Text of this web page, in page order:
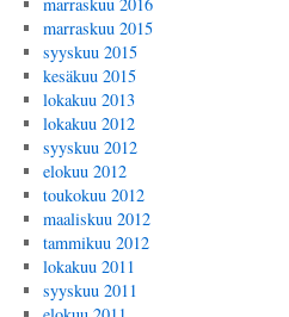
marraskuu 2015
syyskuu 2015
kesäkuu 2015
lokakuu 2013
lokakuu 2012
syyskuu 2012
elokuu 2012
toukokuu 2012
maaliskuu 2012
tammikuu 2012
lokakuu 2011
syyskuu 2011